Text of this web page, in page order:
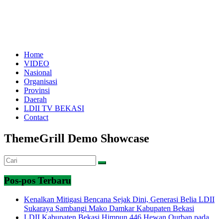
Home
VIDEO
Nasional
Organisasi
Provinsi
Daerah
LDII TV BEKASI
Contact
ThemeGrill Demo Showcase
Pos-pos Terbaru
Kenalkan Mitigasi Bencana Sejak Dini, Generasi Belia LDII
Sukaraya Sambangi Mako Damkar Kabupaten Bekasi